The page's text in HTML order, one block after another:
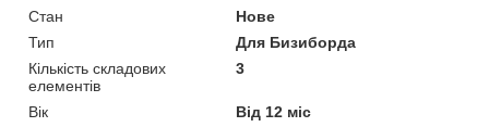
Стан
Нове
Тип
Для Бизиборда
Кількість складових
елементів
3
Вік
Від 12 міс